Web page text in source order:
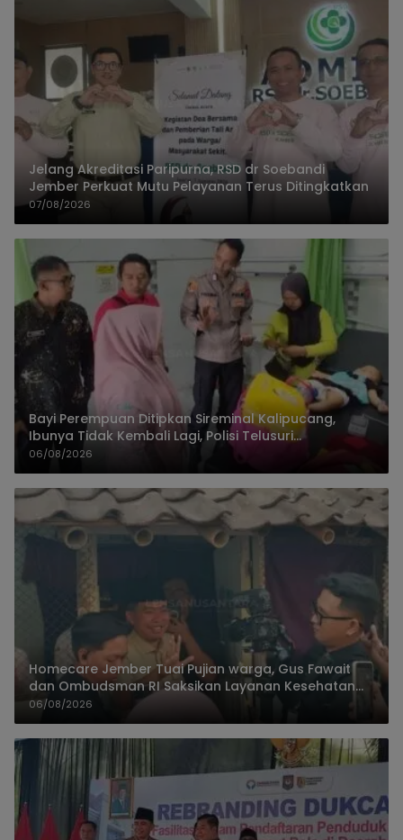
Jelang Akreditasi Paripurna, RSD dr Soebandi
Jember Perkuat Mutu Pelayanan Terus Ditingkatkan
07/08/2026
Bayi Perempuan Ditipkan Sireminal Kalipucang,
Ibunya Tidak Kembali Lagi, Polisi Telusuri
Keberadaan Orang Tua
06/08/2026
Homecare Jember Tuai Pujian warga, Gus Fawait
dan Ombudsman RI Saksikan Layanan Kesehatan
Rumah Pasien
06/08/2026